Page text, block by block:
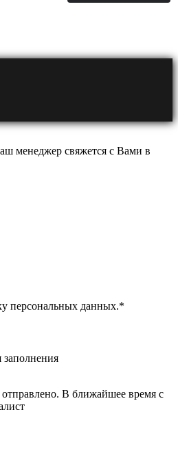
менеджер свяжется с Вами в
персональных данных.*
заполнения
В ближайшее время с